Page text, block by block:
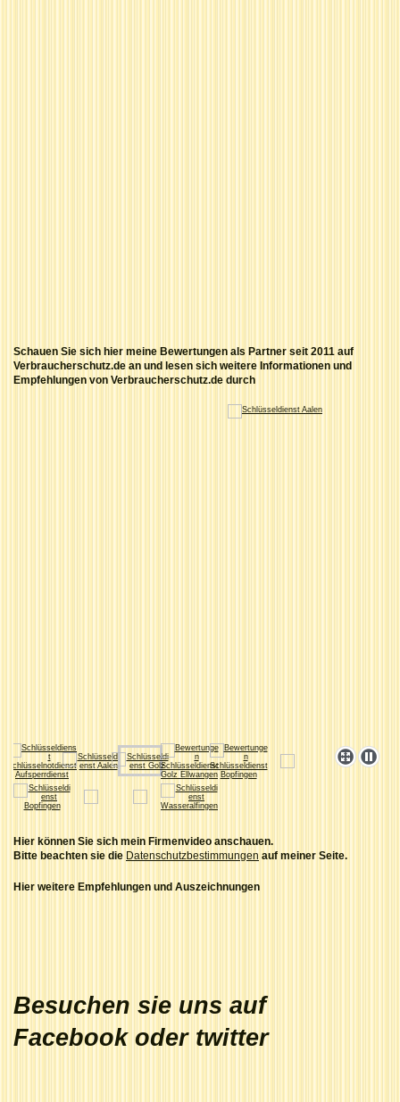
Schauen Sie sich hier meine Bewertungen als Partner seit 2011 auf
Verbraucherschutz.de an und lesen sich weitere Informationen und
Empfehlungen von Verbraucherschutz.de durch
Hier können Sie sich mein Firmenvideo anschauen.
Bitte beachten sie die Datenschutzbestimmungen auf meiner Seite.
Hier weitere Empfehlungen und Auszeichnungen
Besuchen sie uns auf
Facebook oder twitter